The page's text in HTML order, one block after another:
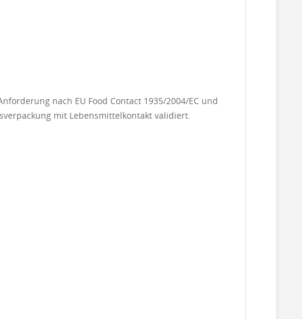
nach EU Food Contact 1935/2004/EC und
mit Lebensmittelkontakt validiert.